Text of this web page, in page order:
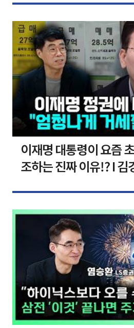
이재명 대통령이 요즘
조하는 진짜 이유!? I 김